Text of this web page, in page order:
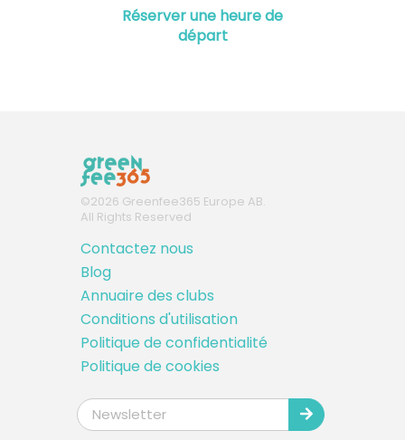
Réserver une heure de
départ
©2026 Greenfee365 Europe AB.
All Rights Reserved
Contactez nous
Blog
Annuaire des clubs
Conditions d'utilisation
Politique de confidentialité
Politique de cookies